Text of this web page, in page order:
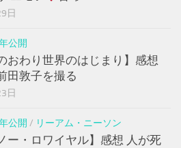
日
公開
おわり世界のはじまり】感想
田敦子を撮る
日
公開 / リーアム・ニーソン
ー・ロワイヤル】感想 人が死